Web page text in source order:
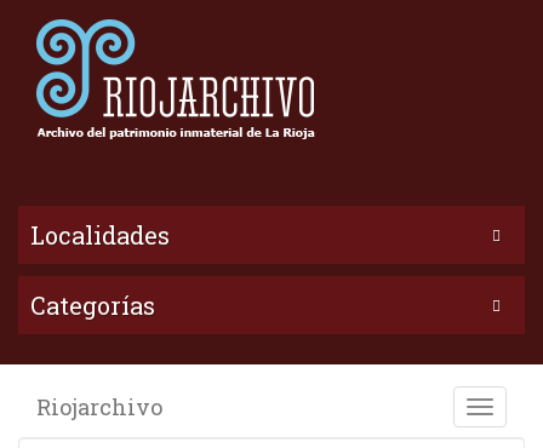
Localidades
Categorías
Toggle
Riojarchivo